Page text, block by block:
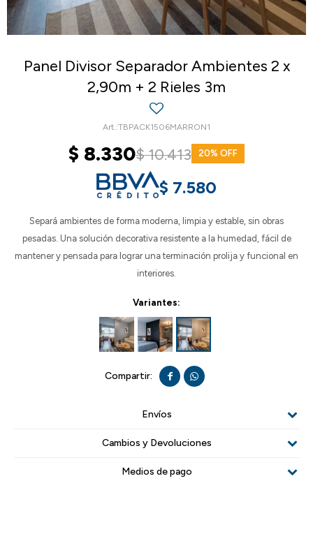
Panel Divisor Separador Ambientes 2 x
2,90m + 2 Rieles 3m
TBPACK1506MARRON1
$ 8.330$10.413 20
$ 7.580
Separá ambientes de forma moderna, limpia y estable, sin obras
pesadas. Una solución decorativa resistente a la humedad, fácil de
mantener y pensada para lograr una terminación prolija y funcional en
interiores.
Variantes:
 
Envíos
Cambios y Devoluciones
Medios de pago